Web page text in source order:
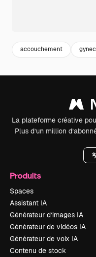
accouchement
La plateforme créative
Plus d’un million
Produits
Spaces
Assistant IA
Générateur d’images IA
Générateur de vidéos IA
Générateur de voix IA
Contenu de stock